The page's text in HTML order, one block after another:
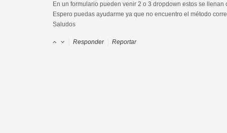
En un formulario pueden venir 2 o 3 dropdown estos se llenan
Espero puedas ayudarme ya que no encuentro el método
Saludos
Responder Reportar